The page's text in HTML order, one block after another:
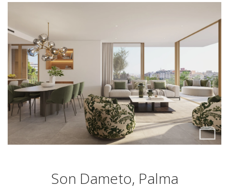
Son Dameto, Palma